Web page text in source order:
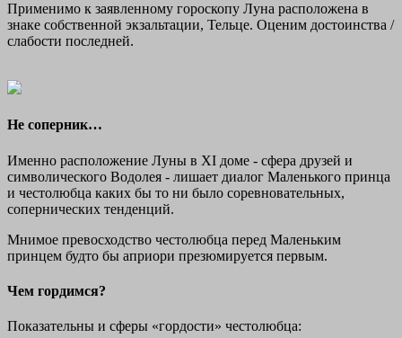
Применимо к заявленному гороскопу Луна расположена в
знаке собственной экзальтации, Тельце. Оценим достоинства /
слабости последней.
Не соперник…
Именно расположение Луны в XI доме - сфера друзей и
символического Водолея - лишает диалог Маленького принца
и честолюбца каких бы то ни было соревновательных,
сопернических тенденций.
Мнимое превосходство честолюбца перед Маленьким
принцем будто бы априори презюмируется первым.
Чем гордимся?
Показательны и сферы «гордости» честолюбца: